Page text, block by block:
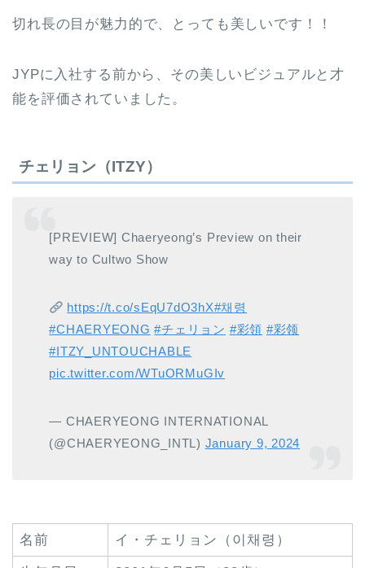
切れ長の目が魅力的で、とっても美しいです！！
JYPに入社する前から、その美しいビジュアルと才
能を評価されていました。
チェリョン（ITZY）
[PREVIEW] Chaeryeong’s Preview on their
way to Cultwo Show
https://t.co/sEqU7dO3hX#채령
#CHAERYEONG #チェリョン #彩領 #彩领
#ITZY_UNTOUCHABLE
pic.twitter.com/WTuORMuGIv
— CHAERYEONG INTERNATIONAL
(@CHAERYEONG_INTL) January 9, 2024
名前 イ・チェリョン（이채령）